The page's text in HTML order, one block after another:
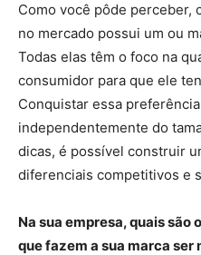
Como você pôde perceber,
no mercado possui um ou
Todas elas têm o foco na
consumidor para que ele
Conquistar essa
independentemente do
dicas, é possível construir
diferenciais competitivos e
Na sua empresa, quais
que fazem a sua marca